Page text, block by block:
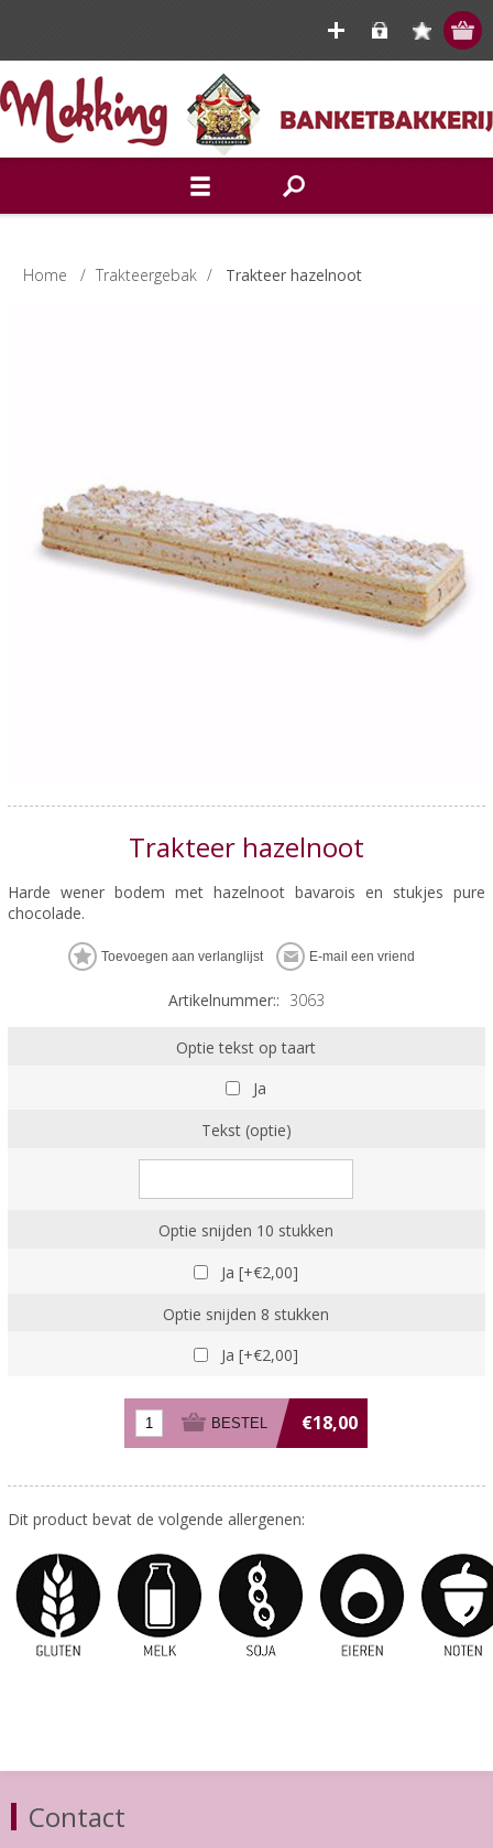
Home / Trakteergebak / Trakteer hazelnoot
Trakteer hazelnoot
Harde wener bodem met hazelnoot bavarois en stukjes pure
chocolade.
Artikelnummer:: 3063
Optie tekst op taart
Ja
Tekst (optie)
Optie snijden 10 stukken
Ja [+€2,00]
Optie snijden 8 stukken
Ja [+€2,00]
€18,00
Dit product bevat de volgende allergenen:
Contact